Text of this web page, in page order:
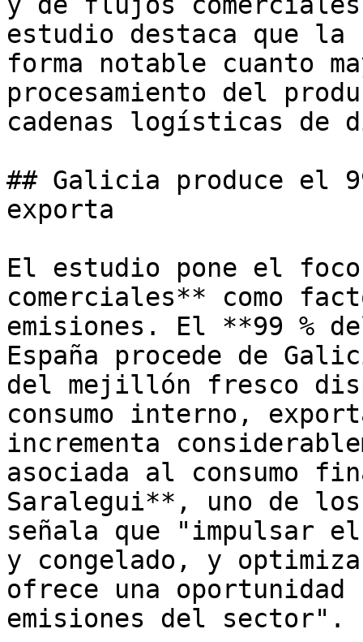
estudio destaca que la
forma notable cuanto
procesamiento del
cadenas logísticas de
## Galicia produce el
exporta
El estudio pone el
comerciales** como
emisiones. El **99 %
España procede de
del mejillón fresco
consumo interno,
incrementa
asociada al consumo
Saralegui**, uno de
señala que "impulsar
y congelado, y
ofrece una
emisiones del sector".